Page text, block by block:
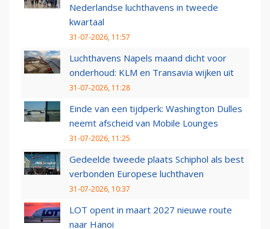
Nederlandse luchthavens in tweede
kwartaal
31-07-2026, 11:57
Luchthavens Napels maand dicht voor
onderhoud: KLM en Transavia wijken uit
31-07-2026, 11:28
Einde van een tijdperk: Washington Dulles
neemt afscheid van Mobile Lounges
31-07-2026, 11:25
Gedeelde tweede plaats Schiphol als best
verbonden Europese luchthaven
31-07-2026, 10:37
LOT opent in maart 2027 nieuwe route
naar Hanoi